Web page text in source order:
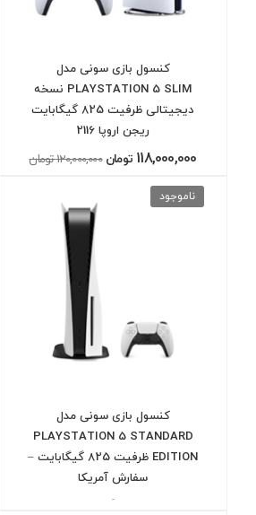
کنسول بازی سونی مدل
PLAYSTATION 5 SLIM نسخه
دیجیتالی ظرفیت 825 گیگابایت
ریجن اروپا 2116
118,000,000 تومان 120,000,000 تومان
ناموجود
کنسول بازی سونی مدل
PLAYSTATION 5 STANDARD
EDITION ظرفیت 825 گیگابایت –
سفارش آمریکا
-